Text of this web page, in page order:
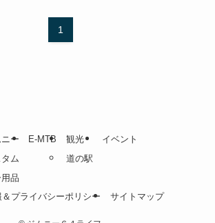
1
ー
ム
品
E-MTB
観光
道の駅
イベント
プライバシーポリシー サイトマップ